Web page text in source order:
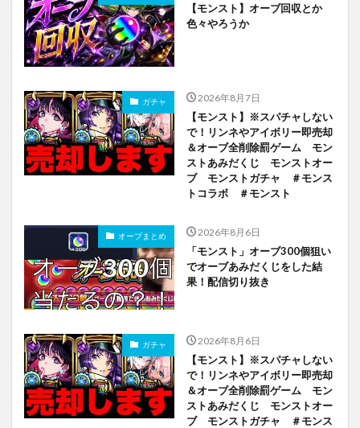
【モンスト】オーブ回収とか
色々やろうか
ガチャ 2026年8月7日
【モンスト】※スパチャしない
で！リンネやアイボリー即売却
＆オーブ全削除罰ゲーム モン
ストあみだくじ モンストオー
ブ モンストガチャ ＃モンス
トコラボ ＃モンスト
オーブまとめ 2026年8月6日
「モンスト」オーブ300個狙い
でオーブあみだくじをした結
果！配信切り抜き
ガチャ 2026年8月6日
【モンスト】※スパチャしない
で！リンネやアイボリー即売却
＆オーブ全削除罰ゲーム モン
ストあみだくじ モンストオー
ブ モンストガチャ ＃モンス